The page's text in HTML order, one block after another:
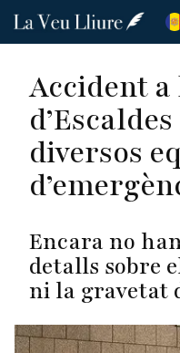
Vés
Accident
diversos
Encara no
detalls sobre
ni la gravetat